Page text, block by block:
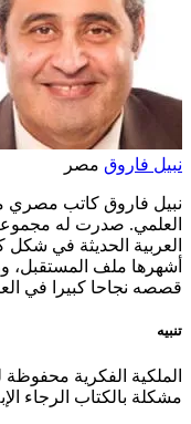
نبيل فاروق مصر
نبيل فاروق كاتب مصري
العلمي. صدرت له
العربية الحديثة في
قصصه نجاحا كبيرا في
تنبيه
الملكية الفكرية
مشكلة بالكتاب الرجاء